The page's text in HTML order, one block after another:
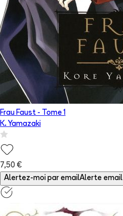
Frau Faust - Tome 1
K. Yamazaki
7,50 €
Alertez-moi par emailAlerte email